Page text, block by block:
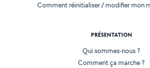
Comment réinitialiser / modifier mon
PRÉSENTATION
Qui sommes-nous ?
Comment ça marche ?